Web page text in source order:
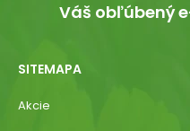
Váš obľúbený
SITEMAPA
Akcie